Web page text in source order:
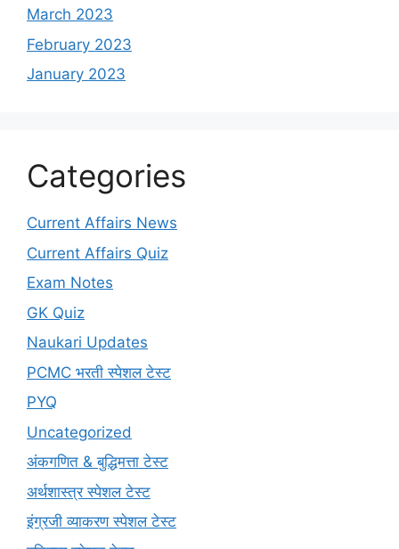
March 2023
February 2023
January 2023
Categories
Current Affairs News
Current Affairs Quiz
Exam Notes
GK Quiz
Naukari Updates
PCMC भरती स्पेशल टेस्ट
PYQ
Uncategorized
अंकगणित & बुद्धिमत्ता टेस्ट
अर्थशास्त्र स्पेशल टेस्ट
इंग्रजी व्याकरण स्पेशल टेस्ट